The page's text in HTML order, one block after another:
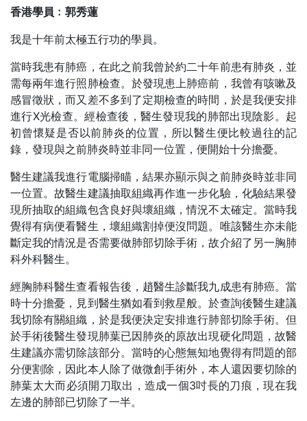
香港學員﹕郭秀蓮
我是十年前太極五行功的學員。
當時我患有肺癌，在此之前我曾於約二十年前患有肺炎，並
需每兩年進行照肺檢查。於發現患上肺癌前，我曾有咳嗽及
感冒徵狀，而又差不多到了定期檢查的時間，於是我便安排
進行X光檢查。經檢查後，醫生發現我的肺部出現陰影。起
初曾懷疑是否以前肺炎的位置，所以醫生便比較過往的記
錄，發現與之前肺炎時並非同一位置，便開始十分擔憂。
醫生建議我進行電腦掃瞄，結果亦顯示與之前肺炎時並非同
一位置。故醫生建議抽取組織再作進一步化驗，化驗結果發
現所抽取的組織包含良好與壞組織，情況不太確定。當時我
覺得有病便看醫生，壞組織割掉便沒問題。唯該醫生亦未能
斷定我的情況是否需要做肺部切除手術，故介紹了另一胸肺
科外科醫生。
經胸肺科醫生查看報告後，趙醫生診斷我九成患有肺癌。當
時十分擔憂，見到醫生猶如看到救星般。於查詢後醫生建議
我切除有關組織，於是我便決定安排進行肺部切除手術。但
於手術後醫生發現肺葉已因肺炎的原故出現硬化問題，故醫
生建議亦需切除該部分。當時的心態無知地覺得有問題的部
分便割除，因此本人除了做微創手術外，本人還因要切除的
肺葉太大而必須開刀取出，造成一個3吋長的刀痕，現在我
左邊的肺部已切除了一半。